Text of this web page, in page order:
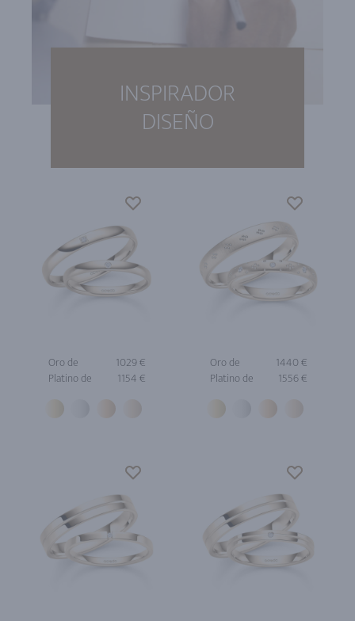
INSPIRADOR
DISEÑO
Oro de
1029 €
Platino de
1154 €
Oro de
1440 €
Platino de
1556 €